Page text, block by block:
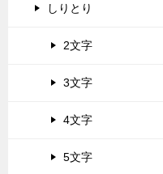
しりとり
2文字
3文字
4文字
5文字